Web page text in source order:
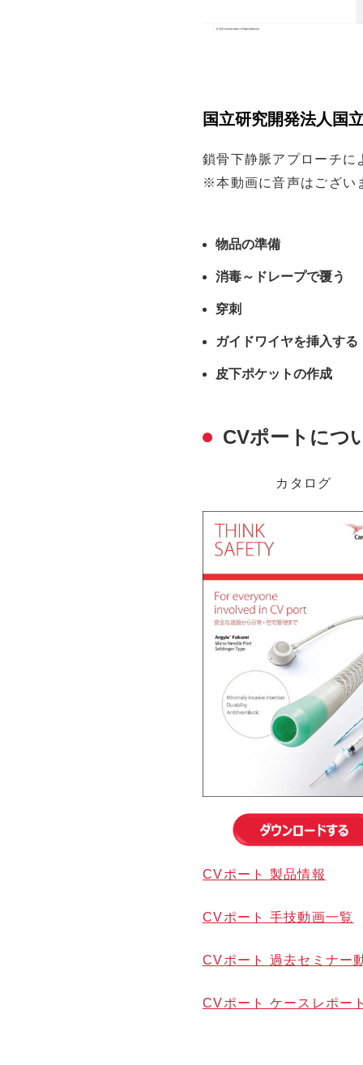
国立研究開発法人国
鎖骨下静脈アプローチに
※本動画に音声はござい
物品の準備
消毒～ドレープで覆う
穿刺
ガイドワイヤを挿入する
皮下ポケットの作成
CVポートにつ
カタログ
CVポート 製品情報
CVポート 手技動画一覧
CVポート 過去セミナー
CVポート ケースレポー